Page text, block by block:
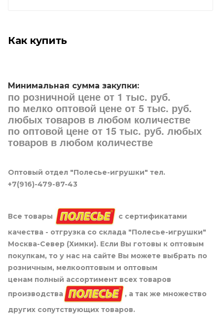
Как купить
Минимальная сумма закупки:
по розничной цене от 1 тыс. руб.
по мелко оптовой цене от 5 тыс. руб.
любых товаров в любом количестве
по оптовой цене от 15 тыс. руб. любых
товаров в любом количестве
Оптовый отдел "Полесье-игрушки" тел.
+7(916)-479-87-43
Все товары
с сертификатами
качества - отгрузка со склада "Полесье-игрушки"
Москва-Север (Химки). Если Вы готовы к оптовым
покупкам, то у нас на сайте Вы можете выбрать по
розничным, мелкооптовым и оптовым
ценам полный ассортимент всех товаров
производства
, а так же множество
других сопутствующих товаров.